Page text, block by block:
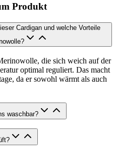
Produkt
Cardigan und welche Vorteile
die sich weich auf der
optimal reguliert. Das macht
da er sowohl wärmt als auch
waschbar?